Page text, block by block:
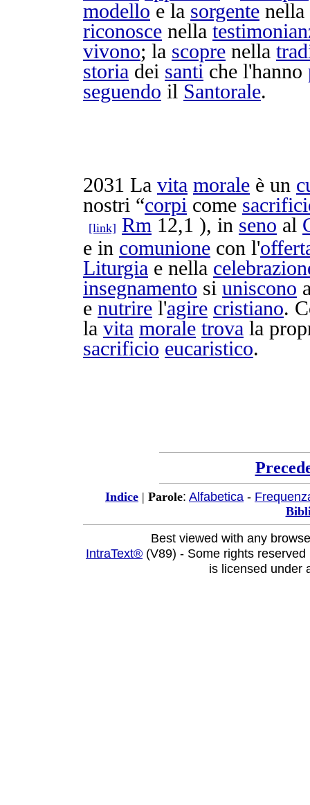
modello e la sorgente nella
riconosce nella
vivono; la scopre nella
storia dei santi che l'hanno
seguendo il Santorale.
2031 La vita morale è un
nostri “corpi come
[link] Rm 12,1 ), in seno al
e in comunione con l'
Liturgia e nella
insegnamento si uniscono
e nutrire l'agire cristiano.
la vita morale trova la
sacrificio eucaristico.
Indice | Parole: Alfabetica -
Best viewed with any
IntraText® (V89) - Some rights
is licensed under